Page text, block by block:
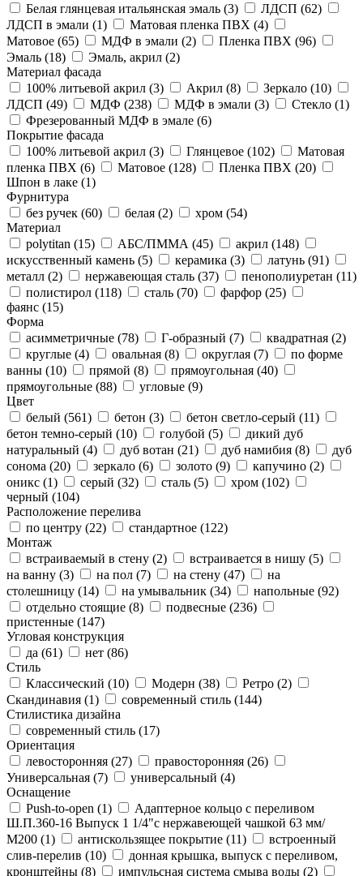
Белая глянцевая итальянская эмаль (3) ЛДСП (62)
ЛДСП в эмали (1) Матовая пленка ПВХ (4)
Матовое (65) МДФ в эмали (2) Пленка ПВХ (96)
Эмаль (18) Эмаль, акрил (2)
Материал фасада
100% литьевой акрил (3) Акрил (8) Зеркало (10)
ЛДСП (49) МДФ (238) МДФ в эмали (3) Стекло (1)
Фрезерованный МДФ в эмале (6)
Покрытие фасада
100% литьевой акрил (3) Глянцевое (102)
Матовая
пленка ПВХ (6) Матовое (128) Пленка ПВХ (20)
Шпон в лаке (1)
Фурнитура
без ручек (60) белая (2) хром (54)
Материал
polytitan (15) АБС/ПММА (45) акрил (148)
искусственный камень (5) керамика (3) латунь (91)
металл (2) нержавеющая сталь (37) пенополиуретан (11)
полистирол (118) сталь (70) фарфор (25)
фаянс (15)
Форма
асимметричные (78) Г-образный (7) квадратная (2)
круглые (4) овальная (8) округлая (7)
по форме
ванны (10) прямой (8) прямоугольная (40)
прямоугольные (88) угловые (9)
Цвет
белый (561) бетон (3) бетон светло-серый (11)
бетон темно-серый (10) голубой (5)
дикий дуб
натуральный (4) дуб вотан (21) дуб намибия (8)
дуб
сонома (20) зеркало (6) золото (9) капучино (2)
оникс (1) серый (32) сталь (5) хром (102)
черный (104)
Расположение перелива
по центру (22) стандартное (122)
Монтаж
встраиваемый в стену (2) встраивается в нишу (5)
на ванну (3) на пол (7) на стену (47)
на
столешницу (14) на умывальник (34) напольные (92)
отдельно стоящие (8) подвесные (236)
пристенные (147)
Угловая конструкция
да (61) нет (86)
Стиль
Классический (10) Модерн (38) Ретро (2)
Скандинавия (1) современный стиль (144)
Стилистика дизайна
современный стиль (17)
Ориентация
левосторонняя (27) правосторонняя (26)
Универсальная (7) универсальный (4)
Оснащение
Push-to-open (1)
Адаптерное кольцо с переливом
Ш.П.360-16 Выпуск 1 1/4"с нержавеющей чашкой 63 мм/
М200 (1) антискользящее покрытие (11)
встроенный
слив-перелив (10)
донная крышка, выпуск с переливом,
кронштейны (8) импульсная система смыва воды (2)